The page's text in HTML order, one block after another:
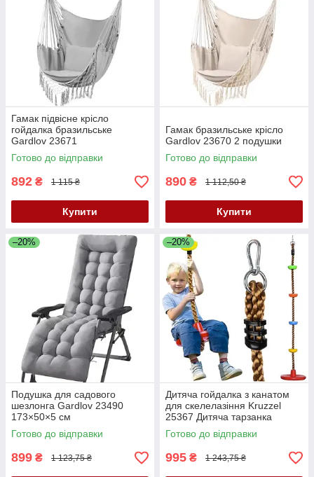
Гамак підвісне крісло
гойдалка бразильське
Gardlov 23671
Готово до відправки
892 ₴ 1 115 ₴
Купити
Гамак бразильське крісло
Gardlov 23670 2 подушки
Готово до відправки
890 ₴ 1 112,50 ₴
Купити
–20%
Подушка для садового
шезлонга Gardlov 23490
173×50×5 см
Готово до відправки
899 ₴ 1 123,75 ₴
–20%
Дитяча гойдалка з канатом
для скелелазіння Kruzzel
25367 Дитяча тарзанка
Готово до відправки
995 ₴ 1 243,75 ₴